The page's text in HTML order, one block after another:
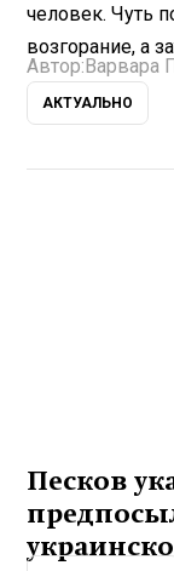
человек. Чуть
возгорание, а
Автор: Варвара
АКТУАЛЬНО
Песков